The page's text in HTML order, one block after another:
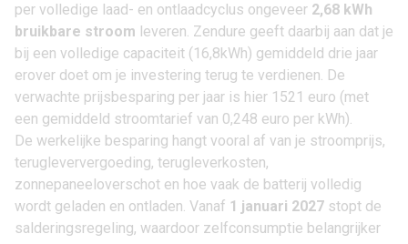
per volledige laad- en ontlaadcyclus ongeveer 2,68 kWh
bruikbare stroom leveren. Zendure geeft daarbij aan dat je
bij een volledige capaciteit (16,8kWh) gemiddeld drie jaar
erover doet om je investering terug te verdienen. De
verwachte prijsbesparing per jaar is hier 1521 euro (met
een gemiddeld stroomtarief van 0,248 euro per kWh).
De werkelijke besparing hangt vooral af van je stroomprijs,
terugleververgoeding, terugleverkosten,
zonnepaneeloverschot en hoe vaak de batterij volledig
wordt geladen en ontladen. Vanaf 1 januari 2027 stopt de
salderingsregeling, waardoor zelfconsumptie belangrijker